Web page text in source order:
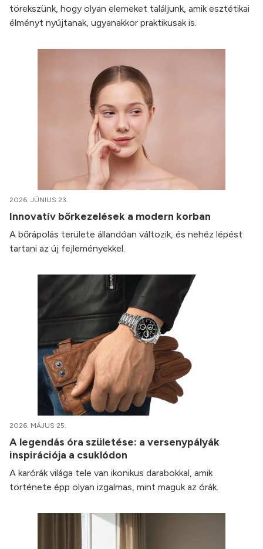
törekszünk, hogy olyan elemeket találjunk, amik esztétikai
élményt nyújtanak, ugyanakkor praktikusak is.
2026. JÚNIUS 23.
Innovatív bőrkezelések a modern korban
A bőrápolás területe állandóan változik, és nehéz lépést
tartani az új fejleményekkel.
2026. MÁJUS 25.
A legendás óra születése: a versenypályák
inspirációja a csuklódon
A karórák világa tele van ikonikus darabokkal, amik
története épp olyan izgalmas, mint maguk az órák.